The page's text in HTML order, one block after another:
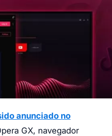
anunciado no
GX, navegador